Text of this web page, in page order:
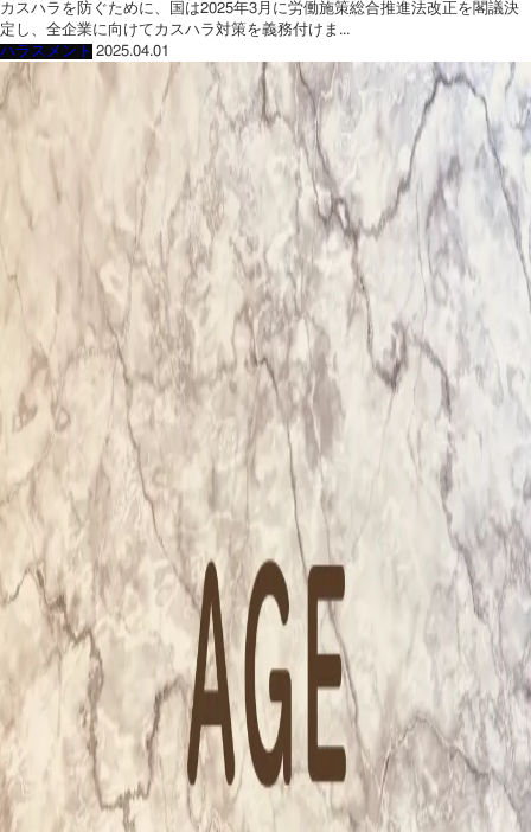
カスハラを防ぐために、国は2025年3月に労働施策総合推進法改正を閣議決
定し、全企業に向けてカスハラ対策を義務付けま...
ハラスメント 2025.04.01